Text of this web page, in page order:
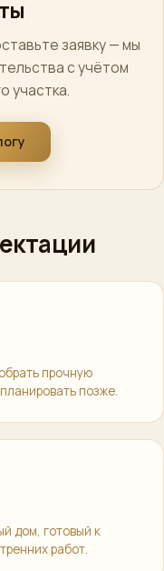
заявку — мы
с учётом
участка.
прочную
позже.
дом, готовый к
работ.